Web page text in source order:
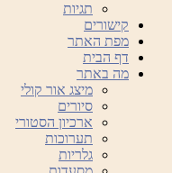
תגיות
קישורים
מפת האתר
דף הבית
מה באתר
מיצג אור קולי
סיורים
ארכיון הסטורי
תערוכות
גלריות